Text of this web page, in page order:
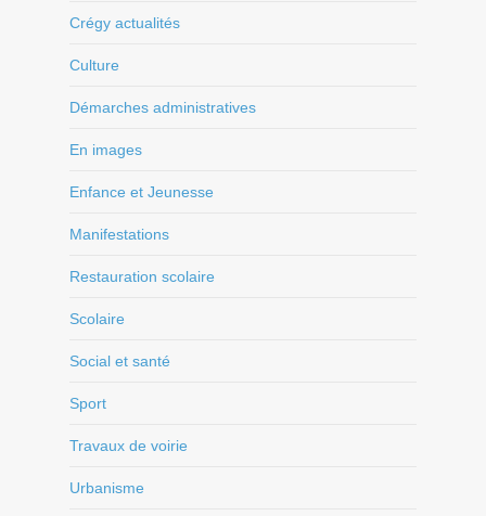
Crégy actualités
Culture
Démarches administratives
En images
Enfance et Jeunesse
Manifestations
Restauration scolaire
Scolaire
Social et santé
Sport
Travaux de voirie
Urbanisme